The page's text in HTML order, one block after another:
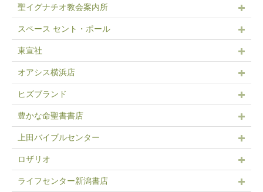
聖イグナチオ教会案内所
スペース セント・ポール
東宣社
オアシス横浜店
ヒズブランド
豊かな命聖書書店
上田バイブルセンター
ロザリオ
ライフセンター新潟書店